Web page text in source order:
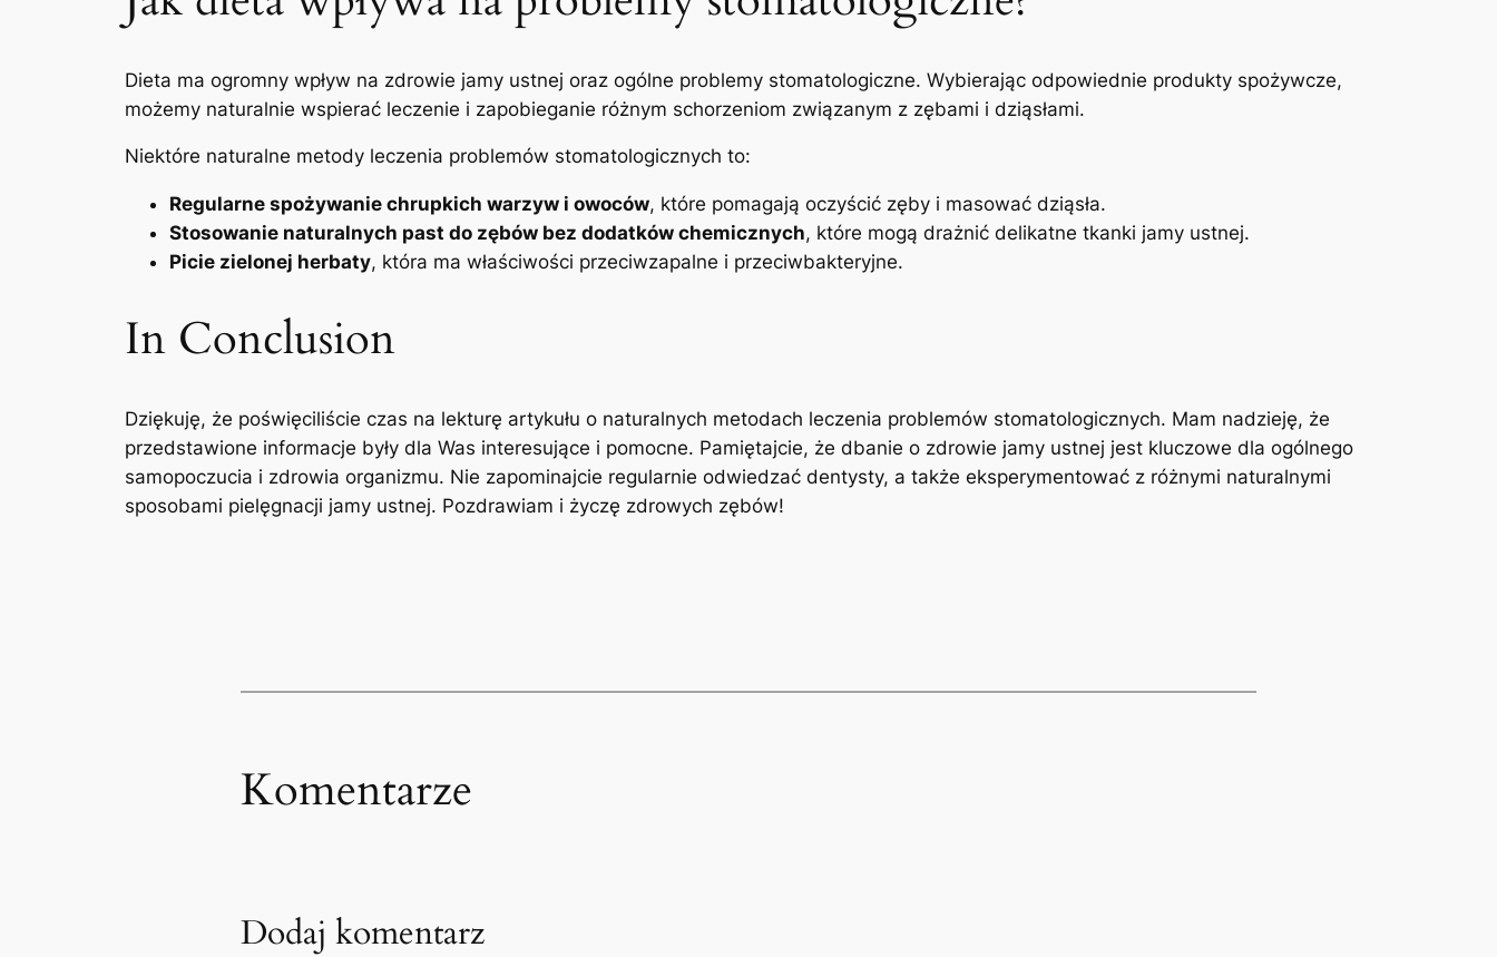
Dieta ma ogromny wpływ ⁤na zdrowie jamy ustnej oraz ogólne ⁤problemy stomatologiczne. Wybierając odpowiednie produkty spożywcze,
możemy naturalnie ​wspierać ‍leczenie⁢ i zapobieganie różnym schorzeniom związanym ⁤z zębami i dziąsłami.
Niektóre⁣ naturalne​ metody leczenia problemów stomatologicznych to:
Regularne spożywanie chrupkich warzyw i⁤ owoców, ‍które pomagają oczyścić ⁢zęby‌ i ‍masować dziąsła.
Stosowanie naturalnych past ​do ⁤zębów ​bez dodatków chemicznych, które mogą drażnić delikatne ⁣tkanki jamy ustnej.
Picie zielonej herbaty, która ma ⁢właściwości‍ przeciwzapalne⁤ i przeciwbakteryjne.
In Conclusion
Dziękuję,‌ że ​poświęciliście ‌czas na lekturę artykułu​ o ⁢naturalnych metodach ‌leczenia problemów stomatologicznych. Mam ⁢nadzieję, że
przedstawione informacje były dla Was ⁣interesujące i pomocne. Pamiętajcie, że dbanie o zdrowie⁢ jamy ustnej jest‍ kluczowe dla⁤ ogólnego
⁢samopoczucia i zdrowia organizmu. Nie⁢ zapominajcie regularnie‌ odwiedzać dentysty, a‌ także eksperymentować z różnymi ‍naturalnymi ​
sposobami pielęgnacji jamy ustnej. ‌Pozdrawiam ‍i⁣ życzę zdrowych zębów!
Komentarze
Dodaj komentarz